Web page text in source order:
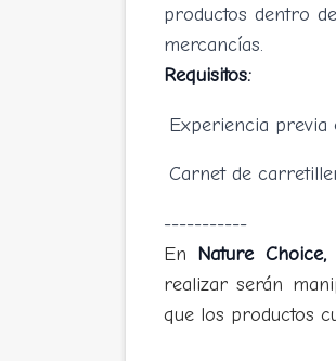
productos dentro
mercancías.
Requisitos:
Experiencia previa
Carnet de
-----------
En Nature Choice,
realizar serán
que los productos